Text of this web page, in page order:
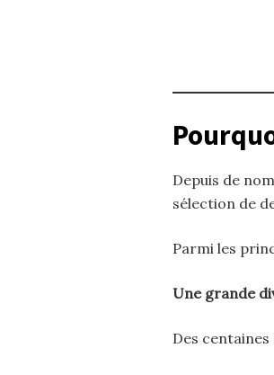
Depuis de
sélection de
Parmi les
Une grande
Des